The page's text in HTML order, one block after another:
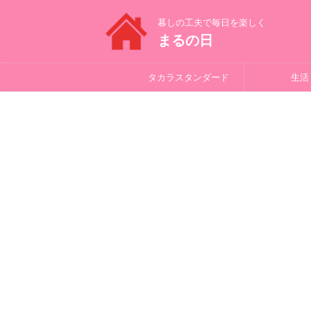
暮しの工夫で毎日を楽しく
まるの日
タカラスタンダード 生活